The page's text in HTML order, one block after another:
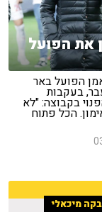
את הפועל
הפועל באר
בעקבות
בקבוצה: "לא
הכל פתוח
מיכאלי